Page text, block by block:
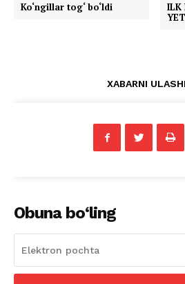
Ko‘ngillar tog‘ bo‘ldi
ILK
XABARNI
Obuna bo‘ling